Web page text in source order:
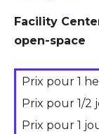
Facility
open-space
Prix pour 1
Prix pour 1/2
Prix pour 1